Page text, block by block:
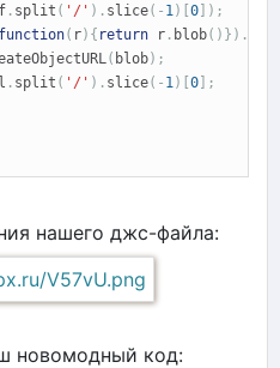
. split ( '/' ). slice(- 1)[ 0 ]);
function( r){ return r . blob()}).
( blob);
. split ( '/' ). slice(- 1)[ 0 ];
нашего джс-файла:
новомодный код: